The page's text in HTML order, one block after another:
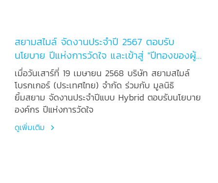
สยามสไมล์ จัดงานประจำปี 2567 ตอบรับ
นโยบาย ปีแห่งการวัดใจ และเข้าสู่ "ปีทองของผู้
ประกอบการ"
เมื่อวันเสาร์ที่ 19 เมษายน 2568 บริษัท สยามสไมล์
โบรกเกอร์ (ประเทศไทย) จำกัด ร่วมกับ มูลนิธิ
ยิ้มสยาม จัดงานประจำปีแบบ Hybrid ตอบรับนโยบาย
องค์กร ปีแห่งการวัดใจ
ดูเพิ่มเติม